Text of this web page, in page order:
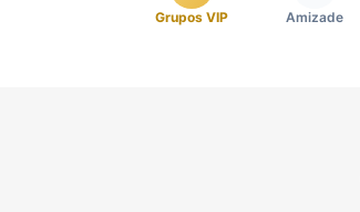
Grupos VIP Amizade